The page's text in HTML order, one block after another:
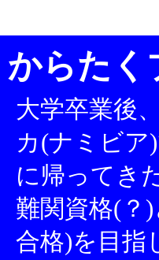
からたく
大学卒業後
カ(ナミビア
に帰ってき
難関資格(？
合格)を目指